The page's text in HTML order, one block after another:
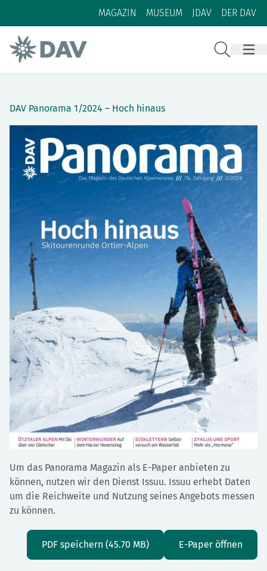
Zum Inhalt
Zur Footer-Navigation
MAGAZIN MUSEUM JDAV DER DAV
DAV Panorama 1/2024 – Hoch hinaus
Um das Panorama Magazin als E-Paper anbieten zu
können, nutzen wir den Dienst Issuu. Issuu erhebt Daten
um die Reichweite und Nutzung seines Angebots messen
zu können.
PDF speichern (45.70 MB) E-Paper öffnen